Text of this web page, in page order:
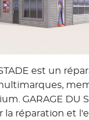
est un
GARAGE DU
la réparation et